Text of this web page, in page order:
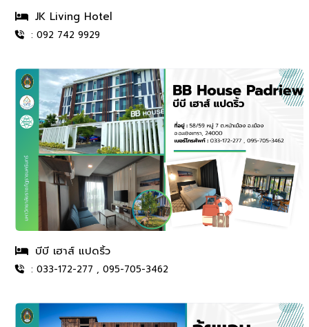
JK Living Hotel
: 092 742 9929
บีบี เฮาส์ แปดริ้ว
: 033-172-277 , 095-705-3462